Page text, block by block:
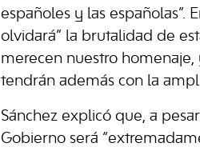
españoles y las españolas”.
olvidará” la brutalidad de
merecen nuestro
tendrán además con la
Sánchez explicó que, a
Gobierno será